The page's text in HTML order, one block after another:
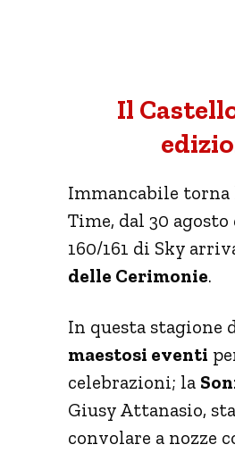
Il
Immancabile
Time, dal 30
160/161 di Sky
delle Cerimonie.
In questa stagione
maestosi eventi
celebrazioni; la
Giusy Attanasio,
convolare a nozze